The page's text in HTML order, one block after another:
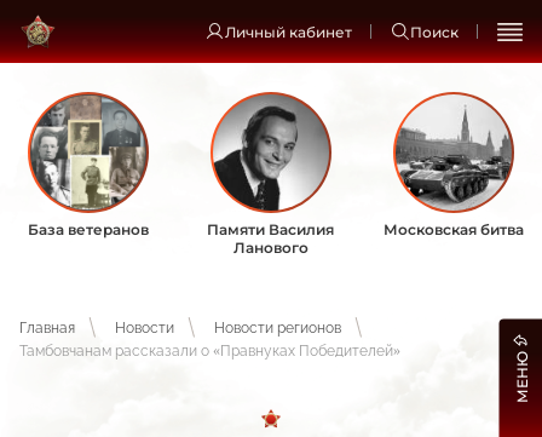
Личный кабинет Поиск
База ветеранов
Памяти Василия
Ланового
Московская битва
Главная Новости
Новости регионов
Тамбовчанам рассказали о «Правнуках Победителей»
МЕНЮ